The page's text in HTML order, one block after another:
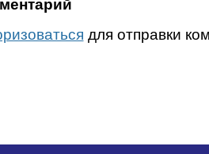
для отправки